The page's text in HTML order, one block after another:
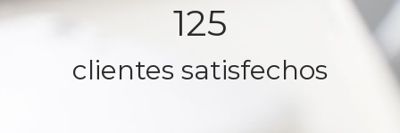
125
clientes satisfechos